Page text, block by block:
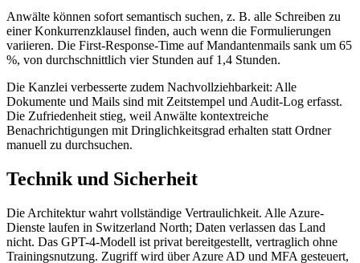
Anwälte können sofort semantisch suchen, z. B. alle Schreiben zu
einer Konkurrenzklausel finden, auch wenn die Formulierungen
variieren. Die First-Response-Time auf Mandantenmails sank um 65
%, von durchschnittlich vier Stunden auf 1,4 Stunden.
Die Kanzlei verbesserte zudem Nachvollziehbarkeit: Alle
Dokumente und Mails sind mit Zeitstempel und Audit-Log erfasst.
Die Zufriedenheit stieg, weil Anwälte kontextreiche
Benachrichtigungen mit Dringlichkeitsgrad erhalten statt Ordner
manuell zu durchsuchen.
Technik und Sicherheit
Die Architektur wahrt vollständige Vertraulichkeit. Alle Azure-
Dienste laufen in Switzerland North; Daten verlassen das Land
nicht. Das GPT-4-Modell ist privat bereitgestellt, vertraglich ohne
Trainingsnutzung. Zugriff wird über Azure AD und MFA gesteuert,